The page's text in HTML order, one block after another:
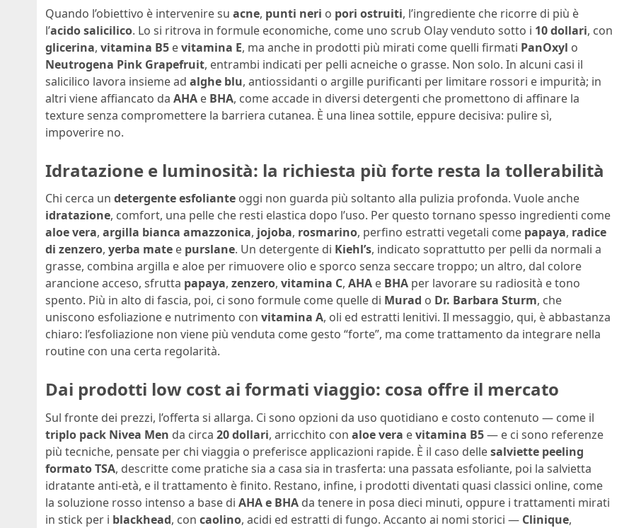
Quando l’obiettivo è intervenire su acne, punti neri o pori ostruiti, l’ingrediente che ricorre di più è
l’acido salicilico. Lo si ritrova in formule economiche, come uno scrub Olay venduto sotto i 10 dollari, con
glicerina, vitamina B5 evitamina E, ma anche in prodotti più mirati come quelli firmati PanOxyl o
Neutrogena Pink Grapefruit, entrambi indicati per pelli acneiche o grasse. Non solo. In alcuni casi il
salicilico lavora insieme ad alghe blu, antiossidanti o argille purificanti per limitare rossori e impurità; in
altri viene affiancato da AHA e BHA, come accade in diversi detergenti che promettono di affinare la
texture senza compromettere la barriera cutanea. È una linea sottile, eppure decisiva: pulire sì,
impoverire no.
Idratazione e luminosità: la richiesta più forte resta la tollerabilità
Chi cerca un detergente esfoliante oggi non guarda più soltanto alla pulizia profonda. Vuole anche
idratazione, comfort, una pelle che resti elastica dopo l’uso. Per questo tornano spesso ingredienti come
aloe vera, argilla bianca amazzonica, jojoba, rosmarino, perfino estratti vegetali come papaya, radice
di zenzero, yerba mate e purslane. Un detergente di Kiehl’s, indicato soprattutto per pelli da normali a
grasse, combina argilla e aloe per rimuovere olio e sporco senza seccare troppo; un altro, dal colore
arancione acceso, sfrutta papaya, zenzero, vitamina C, AHA e BHA per lavorare su radiosità e tono
spento. Più in alto di fascia, poi, ci sono formule come quelle di Murad o Dr. Barbara Sturm, che
uniscono esfoliazione e nutrimento con vitamina A, oli ed estratti lenitivi. Il messaggio, qui, è abbastanza
chiaro: l’esfoliazione non viene più venduta come gesto “forte”, ma come trattamento da integrare nella
routine con una certa regolarità.
Dai prodotti low cost ai formati viaggio: cosa offre il mercato
Sul fronte dei prezzi, l’offerta si allarga. Ci sono opzioni da uso quotidiano e costo contenuto — come il
triplo pack Nivea Men da circa 20 dollari, arricchito con aloe vera evitamina B5— e ci sono referenze
più tecniche, pensate per chi viaggia o preferisce applicazioni rapide. È il caso dellesalviette peeling
formato TSA, descritte come pratiche sia a casa sia in trasferta: una passata esfoliante, poi la salvietta
idratante anti-età, e il trattamento è finito. Restano, infine, i prodotti diventati quasi classici online, come
la soluzione rosso intenso a base di AHA e BHA da tenere in posa dieci minuti, oppure i trattamenti mirati
in stick per i blackhead, con caolino, acidi ed estratti di fungo. Accanto ai nomi storici — Clinique,